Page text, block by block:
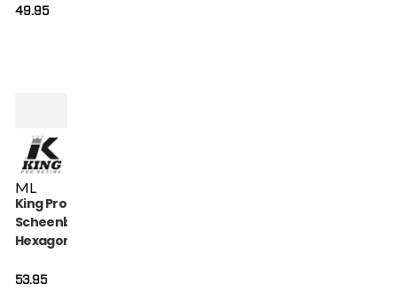
49.95
ML
King Pro Boxing
Scheenbeschermers
Hexagon (KPB-SG-
53.95